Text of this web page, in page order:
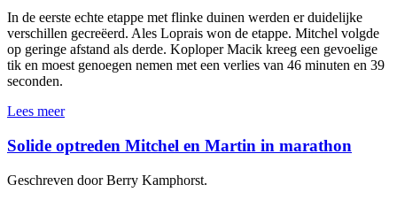
In de eerste echte etappe met flinke duinen werden er duidelijke
verschillen gecreëerd. Ales Loprais won de etappe. Mitchel volgde
op geringe afstand als derde. Koploper Macik kreeg een gevoelige
tik en moest genoegen nemen met een verlies van 46 minuten en 39
seconden.
Lees meer
Solide optreden Mitchel en Martin in marathon
Geschreven door Berry Kamphorst.